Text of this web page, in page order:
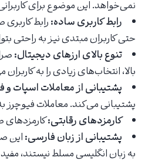
نمی‌خواهد. این موضوع برای
رابط کاربری ساده:رابط
حتی کاربران مبتدی نیز به راحتی
تنوع بالای ارزهای دیجیتال:
بالا، انتخاب‌های زیادی را به
پشتیبانی از معاملات اسپات و
پشتیبانی می‌کند. معاملات فیوچرز
کارمزدهای رقابتی:کارمزدهای
پشتیبانی از زبان فارسی:این
به زبان انگلیسی مسلط نیستند،